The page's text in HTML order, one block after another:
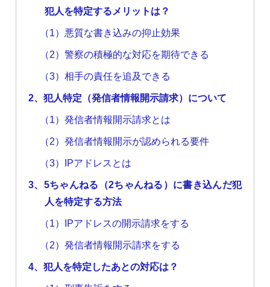
犯人を特定するメリットは？
（1）悪質な書き込みの抑止効果
（2）警察の積極的な対応を期待できる
（3）相手の責任を追及できる
2、犯人特定（発信者情報開示請求）について
（1）発信者情報開示請求とは
（2）発信者情報開示が認められる要件
（3）IPアドレスとは
3、5ちゃんねる（2ちゃんねる）に書き込んだ犯
人を特定する方法
（1）IPアドレスの開示請求をする
（2）発信者情報開示請求をする
4、犯人を特定したあとの対応は？